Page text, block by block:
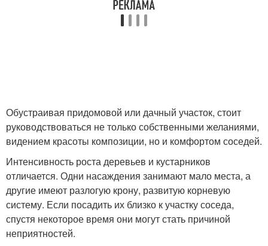
Обустраивая придомовой или дачный участок, стоит
руководствоваться не только собственными желаниями,
видением красоты композиции, но и комфортом соседей.
Интенсивность роста деревьев и кустарников
отличается. Одни насаждения занимают мало места, а
другие имеют разлогую крону, развитую корневую
систему. Если посадить их близко к участку соседа,
спустя некоторое время они могут стать причиной
неприятностей.